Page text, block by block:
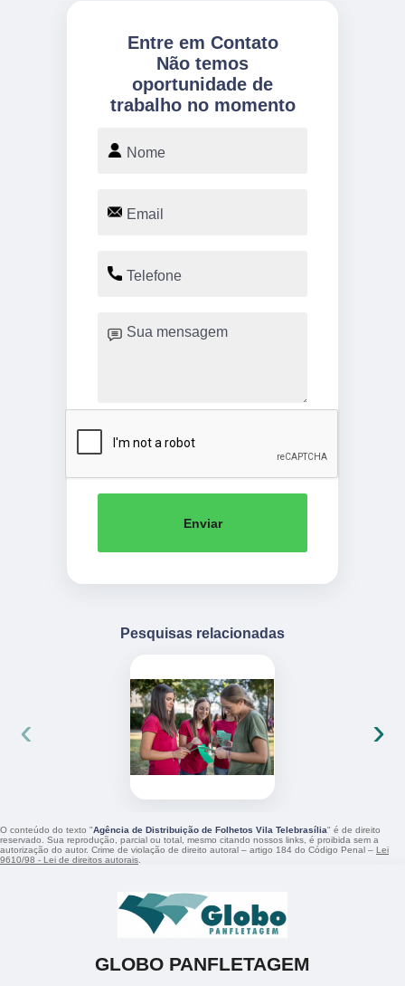
Entre em Contato
Não temos
oportunidade de
trabalho no momento
Enviar
Pesquisas relacionadas
‹ ›
O conteúdo do texto "Agência de Distribuição de Folhetos Vila Telebrasília" é de direito
reservado. Sua reprodução, parcial ou total, mesmo citando nossos links, é proibida sem a
autorização do autor. Crime de violação de direito autoral – artigo 184 do Código Penal – Lei
9610/98 - Lei de direitos autorais
GLOBO PANFLETAGEM